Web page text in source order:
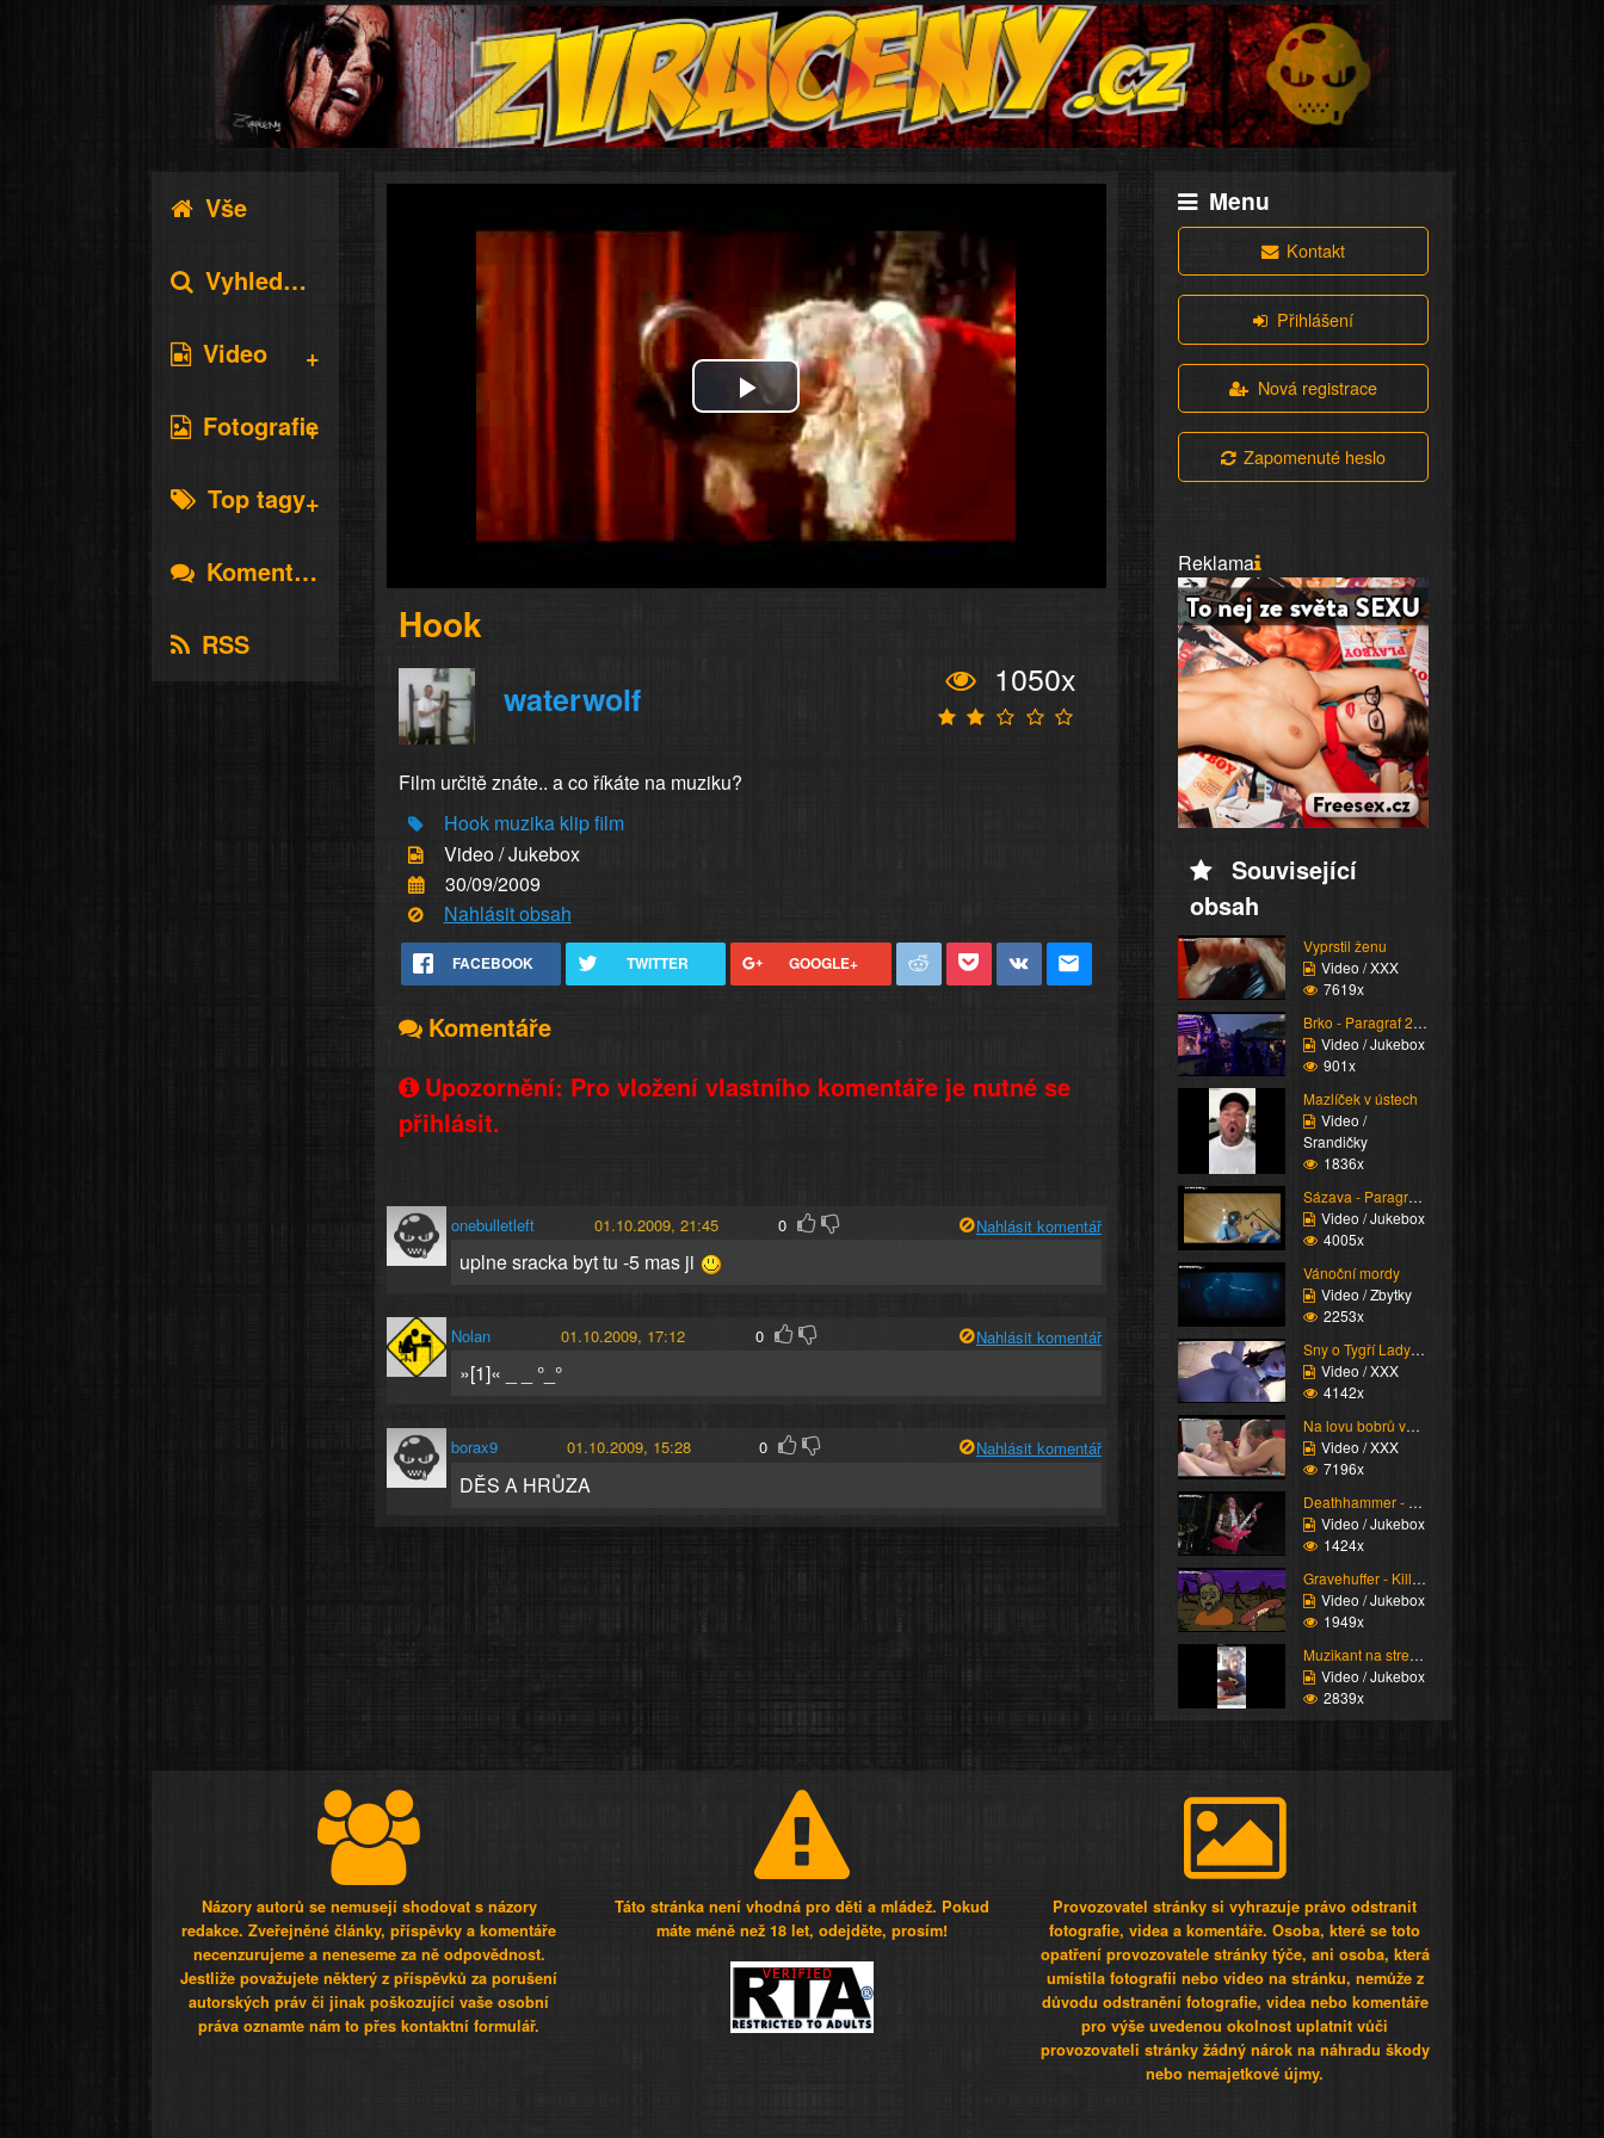
Vše
Vyhledávání
Video
Fotografie
Top tagy
Komentáře
RSS
Play
Video
Hook
waterwolf
1050x
Film určitě znáte.. a co říkáte na muziku?
Hook muzika klipfilm
Video / Jukebox
30/09/2009
Nahlásit obsah
FACEBOOK TWITTER GOOGLE+
Komentáře
Upozornění: Pro vložení vlastního komentáře je nutné se
přihlásit.
onebulletleft 01.10.2009, 21:45 0 Nahlásit komentář
uplne sracka byt tu -5 mas ji
Nolan 01.10.2009, 17:12 0 Nahlásit komentář
»[1]« _ _ °_°
borax9 01.10.2009, 15:28 0 Nahlásit komentář
DĚS A HRŮZA
Menu
Kontakt
Přihlášení
Nová registrace
Zapomenuté heslo
Reklama
Související
obsah
Vyprstil ženu
Video / XXX
7619x
Brko - Paragraf 219
Video / Jukebox
901x
Mazlíček v ústech
Video /
Srandičky
1836x
Sázava - Paragraf 219
Video / Jukebox
4005x
Vánoční mordy
Video / Zbytky
2253x
Sny o Tygří Lady [futa...
Video / XXX
4142x
Na lovu bobrů vol.40
Video / XXX
7196x
Deathhammer - Rapid Vi...
Video / Jukebox
1424x
Gravehuffer - Kill for...
Video / Jukebox
1949x
Muzikant na streamu
Video / Jukebox
2839x
Názory autorů se nemusejí shodovat s názory
redakce. Zveřejněné články, příspěvky a komentáře
necenzurujeme a neneseme za ně odpovědnost.
Jestliže považujete některý z příspěvků za porušení
autorských práv či jinak poškozující vaše osobní
práva oznamte nám to přes kontaktní formulář.
Táto stránka není vhodná pro děti a mládež. Pokud
máte méně než 18 let, odejděte, prosím!
Provozovatel stránky si vyhrazuje právo odstranit
fotografie, videa a komentáře. Osoba, které se toto
opatření provozovatele stránky týče, ani osoba, která
umístila fotografii nebo video na stránku, nemůže z
důvodu odstranění fotografie, videa nebo komentáře
pro výše uvedenou okolnost uplatnit vůči
provozovateli stránky žádný nárok na náhradu škody
nebo nemajetkové újmy.